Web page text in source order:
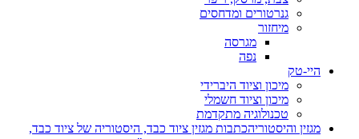
גנרטורים ומדחסים
מיחזור
מגרסה
נפה
היי-טק
מיכון וציוד היברידי
מיכון וציוד חשמלי
טכנולוגיה מתקדמת
מגזין והיסטוריהכתבות מגזין ציוד כבד, היסטוריה של ציוד כבד,